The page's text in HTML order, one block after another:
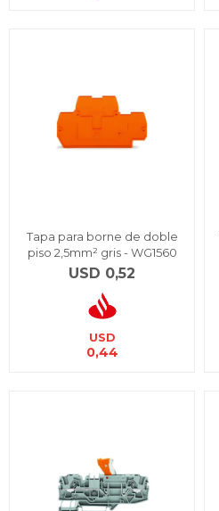
Tapa para borne de doble
piso 2,5mm² gris - WG1560
USD 0,52
USD
0,44